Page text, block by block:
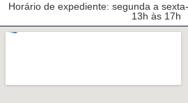
Horário de expediente: segunda a
13h às 17h